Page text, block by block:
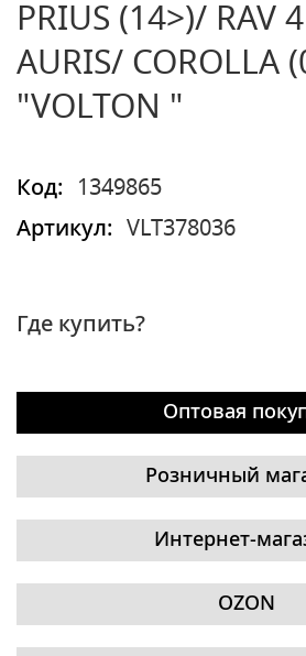
PRIUS (14>)/ RAV
AURIS/ COROLLA
"VOLTON "
Код:
1349865
Артикул:
VLT378036
Где купить?
Оптовая
Розничный
Интернет-
OZON